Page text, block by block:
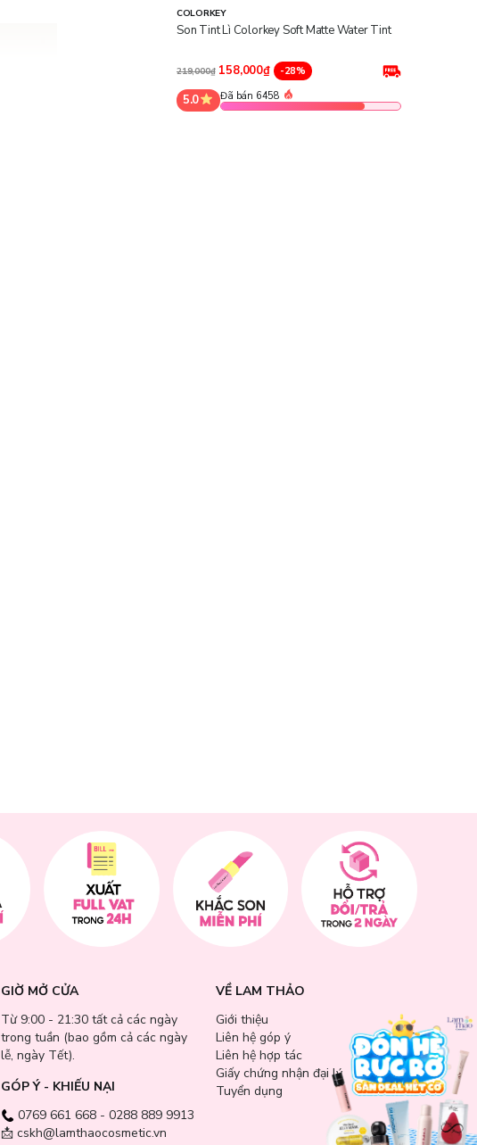
COLORKEY
Son Tint Lì Colorkey Soft Matte Water Tint
219,000₫ 158,000₫ -28%
5.0 Đã bán 6458
GIỜ MỞ CỬA
Từ 9:00 - 21:30 tất cả các ngày
trong tuần (bao gồm cả các ngày
lễ, ngày Tết).
GÓP Ý - KHIẾU NẠI
0769 661 668 - 0288 889 9913
📩 cskh@lamthaocosmetic.vn
VỀ LAM THẢO
Giới thiệu
Liên hệ góp ý
Liên hệ hợp tác
Giấy chứng nhận đại lý
Tuyển dụng